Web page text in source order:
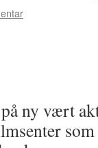
ny vært
som